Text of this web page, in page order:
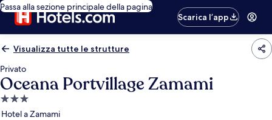
Passa alla sezione principale della pagina
Scarica l’app
Visualizza tutte le strutture
Privato
Oceana Portvillage Zamami
Struttura
aHotel a Zamami